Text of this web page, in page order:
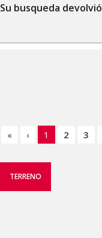
Su busqueda devolvió
« ‹ 1 2 3
TERRENO